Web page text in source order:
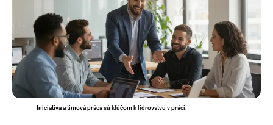
Iniciatíva a tímová práca sú kľúčom k lídrovstvu v práci.